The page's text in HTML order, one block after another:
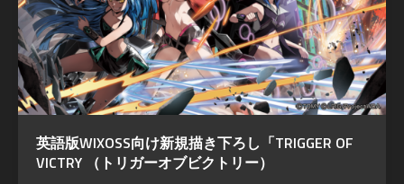
英語版WIXOSS向け新規描き下ろし「TRIGGER OF
VICTRY （トリガーオブビクトリー）